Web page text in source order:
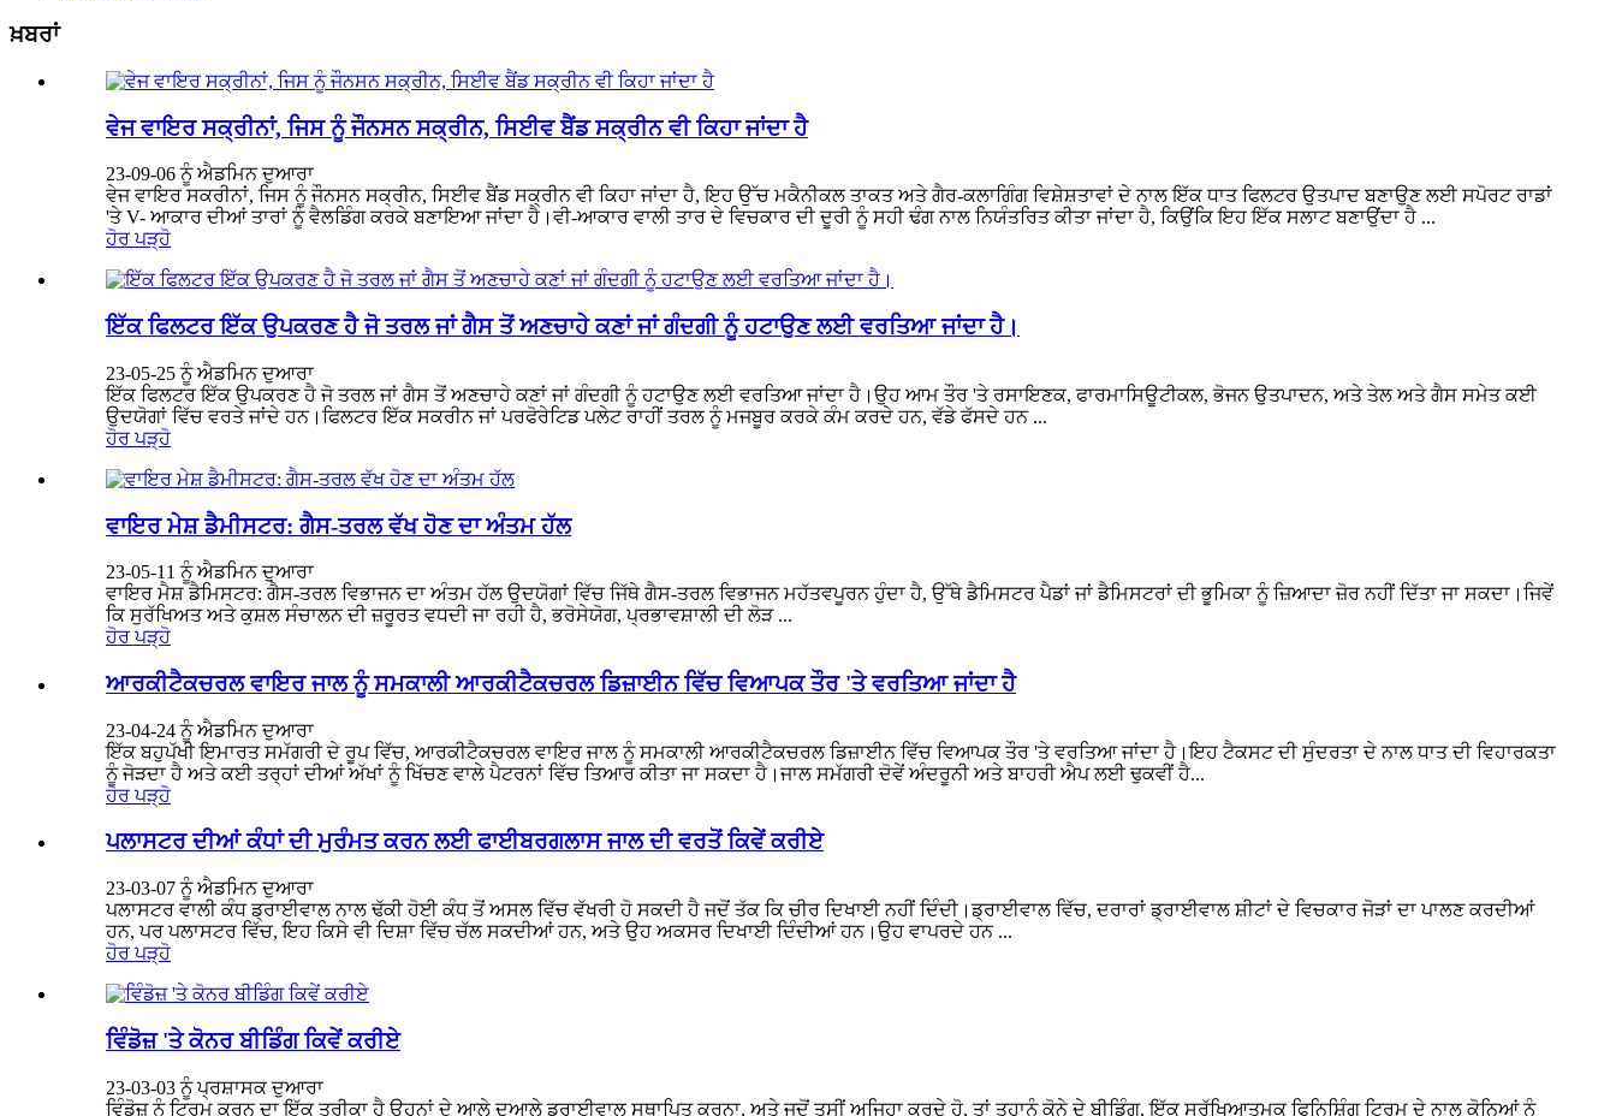
ਖ਼ਬਰਾਂ
ਵੇਜ ਵਾਇਰ ਸਕ੍ਰੀਨਾਂ, ਜਿਸ ਨੂੰ ਜੌਨਸਨ ਸਕ੍ਰੀਨ, ਸਿਈਵ ਬੈਂਡ ਸਕ੍ਰੀਨ ਵੀ ਕਿਹਾ ਜਾਂਦਾ ਹੈ
23-09-06 ਨੂੰ ਐਡਮਿਨ ਦੁਆਰਾ
ਵੇਜ ਵਾਇਰ ਸਕਰੀਨਾਂ, ਜਿਸ ਨੂੰ ਜੌਨਸਨ ਸਕ੍ਰੀਨ, ਸਿਈਵ ਬੈਂਡ ਸਕ੍ਰੀਨ ਵੀ ਕਿਹਾ ਜਾਂਦਾ ਹੈ, ਇਹ ਉੱਚ ਮਕੈਨੀਕਲ ਤਾਕਤ ਅਤੇ ਗੈਰ-ਕਲਾਗਿੰਗ ਵਿਸ਼ੇਸ਼ਤਾਵਾਂ ਦੇ ਨਾਲ ਇੱਕ ਧਾਤ ਫਿਲਟਰ ਉਤਪਾਦ ਬਣਾਉਣ ਲਈ ਸਪੋਰਟ ਰਾਡਾਂ
'ਤੇ V- ਆਕਾਰ ਦੀਆਂ ਤਾਰਾਂ ਨੂੰ ਵੈਲਡਿੰਗ ਕਰਕੇ ਬਣਾਇਆ ਜਾਂਦਾ ਹੈ।ਵੀ-ਆਕਾਰ ਵਾਲੀ ਤਾਰ ਦੇ ਵਿਚਕਾਰ ਦੀ ਦੂਰੀ ਨੂੰ ਸਹੀ ਢੰਗ ਨਾਲ ਨਿਯੰਤਰਿਤ ਕੀਤਾ ਜਾਂਦਾ ਹੈ, ਕਿਉਂਕਿ ਇਹ ਇੱਕ ਸਲਾਟ ਬਣਾਉਂਦਾ ਹੈ ...
ਹੋਰ ਪੜ੍ਹੋ
ਇੱਕ ਫਿਲਟਰ ਇੱਕ ਉਪਕਰਣ ਹੈ ਜੋ ਤਰਲ ਜਾਂ ਗੈਸ ਤੋਂ ਅਣਚਾਹੇ ਕਣਾਂ ਜਾਂ ਗੰਦਗੀ ਨੂੰ ਹਟਾਉਣ ਲਈ ਵਰਤਿਆ ਜਾਂਦਾ ਹੈ।
23-05-25 ਨੂੰ ਐਡਮਿਨ ਦੁਆਰਾ
ਇੱਕ ਫਿਲਟਰ ਇੱਕ ਉਪਕਰਣ ਹੈ ਜੋ ਤਰਲ ਜਾਂ ਗੈਸ ਤੋਂ ਅਣਚਾਹੇ ਕਣਾਂ ਜਾਂ ਗੰਦਗੀ ਨੂੰ ਹਟਾਉਣ ਲਈ ਵਰਤਿਆ ਜਾਂਦਾ ਹੈ।ਉਹ ਆਮ ਤੌਰ 'ਤੇ ਰਸਾਇਣਕ, ਫਾਰਮਾਸਿਊਟੀਕਲ, ਭੋਜਨ ਉਤਪਾਦਨ, ਅਤੇ ਤੇਲ ਅਤੇ ਗੈਸ ਸਮੇਤ ਕਈ
ਉਦਯੋਗਾਂ ਵਿੱਚ ਵਰਤੇ ਜਾਂਦੇ ਹਨ।ਫਿਲਟਰ ਇੱਕ ਸਕਰੀਨ ਜਾਂ ਪਰਫੋਰੇਟਿਡ ਪਲੇਟ ਰਾਹੀਂ ਤਰਲ ਨੂੰ ਮਜਬੂਰ ਕਰਕੇ ਕੰਮ ਕਰਦੇ ਹਨ, ਵੱਡੇ ਫੱਸਦੇ ਹਨ ...
ਹੋਰ ਪੜ੍ਹੋ
ਵਾਇਰ ਮੇਸ਼ ਡੈਮੀਸਟਰ: ਗੈਸ-ਤਰਲ ਵੱਖ ਹੋਣ ਦਾ ਅੰਤਮ ਹੱਲ
23-05-11 ਨੂੰ ਐਡਮਿਨ ਦੁਆਰਾ
ਵਾਇਰ ਮੈਸ਼ ਡੈਮਿਸਟਰ: ਗੈਸ-ਤਰਲ ਵਿਭਾਜਨ ਦਾ ਅੰਤਮ ਹੱਲ ਉਦਯੋਗਾਂ ਵਿੱਚ ਜਿੱਥੇ ਗੈਸ-ਤਰਲ ਵਿਭਾਜਨ ਮਹੱਤਵਪੂਰਨ ਹੁੰਦਾ ਹੈ, ਉੱਥੇ ਡੈਮਿਸਟਰ ਪੈਡਾਂ ਜਾਂ ਡੈਮਿਸਟਰਾਂ ਦੀ ਭੂਮਿਕਾ ਨੂੰ ਜ਼ਿਆਦਾ ਜ਼ੋਰ ਨਹੀਂ ਦਿੱਤਾ ਜਾ ਸਕਦਾ।ਜਿਵੇਂ
ਕਿ ਸੁਰੱਖਿਅਤ ਅਤੇ ਕੁਸ਼ਲ ਸੰਚਾਲਨ ਦੀ ਜ਼ਰੂਰਤ ਵਧਦੀ ਜਾ ਰਹੀ ਹੈ, ਭਰੋਸੇਯੋਗ, ਪ੍ਰਭਾਵਸ਼ਾਲੀ ਦੀ ਲੋੜ ...
ਹੋਰ ਪੜ੍ਹੋ
ਆਰਕੀਟੈਕਚਰਲ ਵਾਇਰ ਜਾਲ ਨੂੰ ਸਮਕਾਲੀ ਆਰਕੀਟੈਕਚਰਲ ਡਿਜ਼ਾਈਨ ਵਿੱਚ ਵਿਆਪਕ ਤੌਰ 'ਤੇ ਵਰਤਿਆ ਜਾਂਦਾ ਹੈ
23-04-24 ਨੂੰ ਐਡਮਿਨ ਦੁਆਰਾ
ਇੱਕ ਬਹੁਪੱਖੀ ਇਮਾਰਤ ਸਮੱਗਰੀ ਦੇ ਰੂਪ ਵਿੱਚ, ਆਰਕੀਟੈਕਚਰਲ ਵਾਇਰ ਜਾਲ ਨੂੰ ਸਮਕਾਲੀ ਆਰਕੀਟੈਕਚਰਲ ਡਿਜ਼ਾਈਨ ਵਿੱਚ ਵਿਆਪਕ ਤੌਰ 'ਤੇ ਵਰਤਿਆ ਜਾਂਦਾ ਹੈ।ਇਹ ਟੈਕਸਟ ਦੀ ਸੁੰਦਰਤਾ ਦੇ ਨਾਲ ਧਾਤ ਦੀ ਵਿਹਾਰਕਤਾ
ਨੂੰ ਜੋੜਦਾ ਹੈ ਅਤੇ ਕਈ ਤਰ੍ਹਾਂ ਦੀਆਂ ਅੱਖਾਂ ਨੂੰ ਖਿੱਚਣ ਵਾਲੇ ਪੈਟਰਨਾਂ ਵਿੱਚ ਤਿਆਰ ਕੀਤਾ ਜਾ ਸਕਦਾ ਹੈ।ਜਾਲ ਸਮੱਗਰੀ ਦੋਵੇਂ ਅੰਦਰੂਨੀ ਅਤੇ ਬਾਹਰੀ ਐਪ ਲਈ ਢੁਕਵੀਂ ਹੈ...
ਹੋਰ ਪੜ੍ਹੋ
ਪਲਾਸਟਰ ਦੀਆਂ ਕੰਧਾਂ ਦੀ ਮੁਰੰਮਤ ਕਰਨ ਲਈ ਫਾਈਬਰਗਲਾਸ ਜਾਲ ਦੀ ਵਰਤੋਂ ਕਿਵੇਂ ਕਰੀਏ
23-03-07 ਨੂੰ ਐਡਮਿਨ ਦੁਆਰਾ
ਪਲਾਸਟਰ ਵਾਲੀ ਕੰਧ ਡ੍ਰਾਈਵਾਲ ਨਾਲ ਢੱਕੀ ਹੋਈ ਕੰਧ ਤੋਂ ਅਸਲ ਵਿੱਚ ਵੱਖਰੀ ਹੋ ਸਕਦੀ ਹੈ ਜਦੋਂ ਤੱਕ ਕਿ ਚੀਰ ਦਿਖਾਈ ਨਹੀਂ ਦਿੰਦੀ।ਡ੍ਰਾਈਵਾਲ ਵਿੱਚ, ਦਰਾਰਾਂ ਡ੍ਰਾਈਵਾਲ ਸ਼ੀਟਾਂ ਦੇ ਵਿਚਕਾਰ ਜੋੜਾਂ ਦਾ ਪਾਲਣ ਕਰਦੀਆਂ
ਹਨ, ਪਰ ਪਲਾਸਟਰ ਵਿੱਚ, ਇਹ ਕਿਸੇ ਵੀ ਦਿਸ਼ਾ ਵਿੱਚ ਚੱਲ ਸਕਦੀਆਂ ਹਨ, ਅਤੇ ਉਹ ਅਕਸਰ ਦਿਖਾਈ ਦਿੰਦੀਆਂ ਹਨ।ਉਹ ਵਾਪਰਦੇ ਹਨ ...
ਹੋਰ ਪੜ੍ਹੋ
ਵਿੰਡੋਜ਼ 'ਤੇ ਕੋਨਰ ਬੀਡਿੰਗ ਕਿਵੇਂ ਕਰੀਏ
23-03-03 ਨੂੰ ਪ੍ਰਸ਼ਾਸਕ ਦੁਆਰਾ
ਵਿੰਡੋਜ਼ ਨੂੰ ਟ੍ਰਿਮ ਕਰਨ ਦਾ ਇੱਕ ਤਰੀਕਾ ਹੈ ਉਹਨਾਂ ਦੇ ਆਲੇ ਦੁਆਲੇ ਡ੍ਰਾਈਵਾਲ ਸਥਾਪਿਤ ਕਰਨਾ, ਅਤੇ ਜਦੋਂ ਤੁਸੀਂ ਅਜਿਹਾ ਕਰਦੇ ਹੋ, ਤਾਂ ਤੁਹਾਨੂੰ ਕੋਨੇ ਦੇ ਬੀਡਿੰਗ, ਇੱਕ ਸੁਰੱਖਿਆਤਮਕ ਫਿਨਿਸ਼ਿੰਗ ਟ੍ਰਿਮ ਦੇ ਨਾਲ ਕੋਨਿਆਂ ਨੂੰ